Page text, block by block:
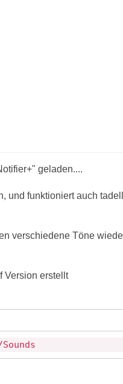
geladen....
und funktioniert auch
verschiedene Töne
Version erstellt